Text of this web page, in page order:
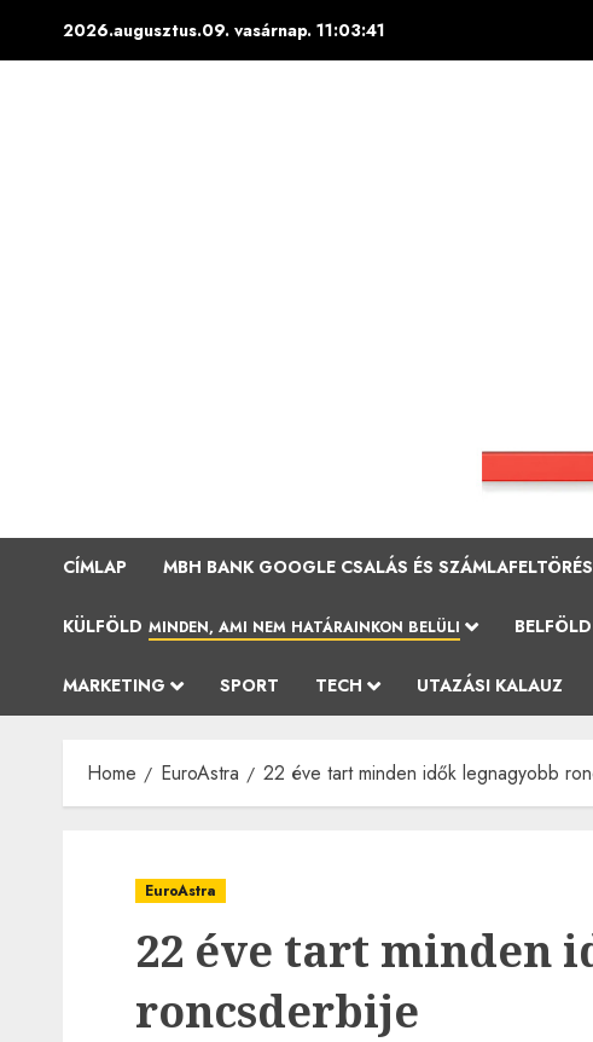
2026.augusztus.09. vasárnap. 11:03:42
CÍMLAP MBH BANK GOOGLE CSALÁS ÉS
KÜLFÖLD MINDEN, AMI NEM HATÁRAINKON BELÜLI BELFÖLD
MARKETING SPORT TECH UTAZÁSI KALAUZ
Home EuroAstra 22 éve tart minden idők legnagyobb
EuroAstra
22 éve tart minden
roncsderbije